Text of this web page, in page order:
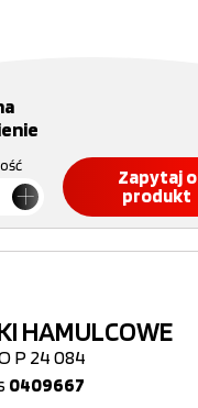
Zapytaj o
produkt
HAMULCOWE
P 24 084
0409667